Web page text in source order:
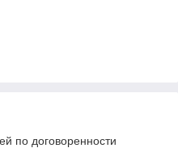
по договоренности